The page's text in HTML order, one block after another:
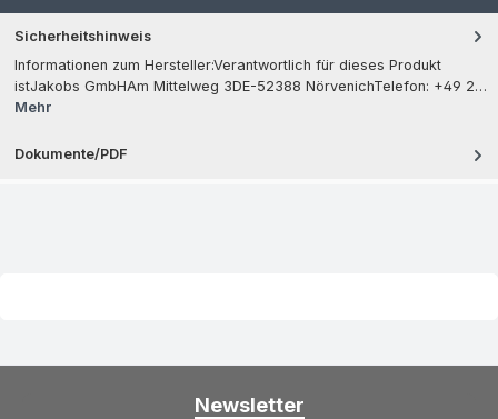
Sicherheitshinweis
Informationen zum Hersteller:Verantwortlich für dieses Produkt
istJakobs GmbHAm Mittelweg 3DE-52388 NörvenichTelefon: +49 2…
Mehr
Dokumente/PDF
Newsletter